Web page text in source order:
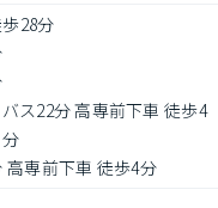
28分
バス22分 高専前下車 徒歩4
分
高専前下車 徒歩4分